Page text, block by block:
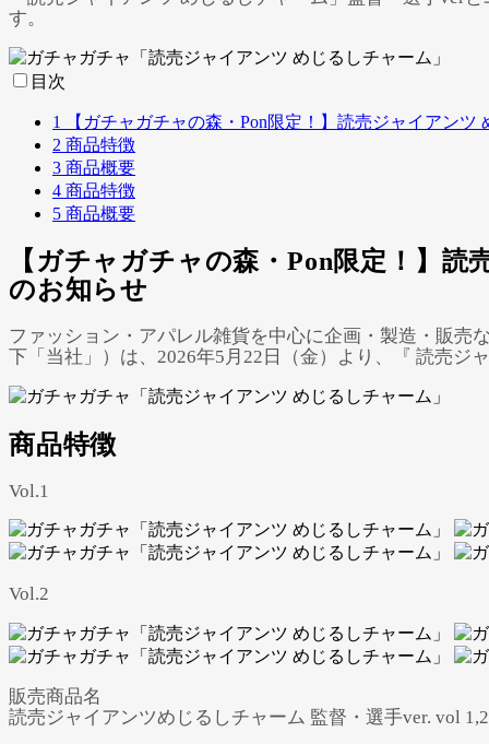
す。
目次
1
【ガチャガチャの森・Pon限定！】読売ジャイアン
2 商品特徴
3 商品概要
4 商品特徴
5 商品概要
【ガチャガチャの森・Pon限定！】
のお知らせ
ファッション・アパレル雑貨を中心に企画・製造・販
下「当社」）は、2026年5月22日（金）より、『 読売ジ
商品特徴
Vol.1
Vol.2
販売商品名
読売ジャイアンツめじるしチャーム 監督・選手ver. vol 1,2